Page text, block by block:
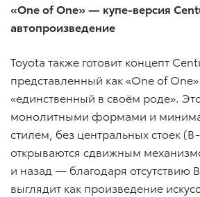
«One of One» — купе-версия
автопроизведение
Toyota также готовит концепт
представленный как «One of
«единственный в своём роде».
монолитными формами и
стилем, без центральных стоек
открываются сдвижным
и назад — благодаря отсутствию
выглядит как произведение